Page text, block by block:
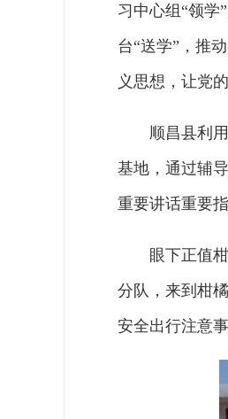
习中心组“领学
台“送学”，推
义思想，让党
顺昌县利
基地，通过辅
重要讲话重要
眼下正值
分队，来到柑
安全出行注意事